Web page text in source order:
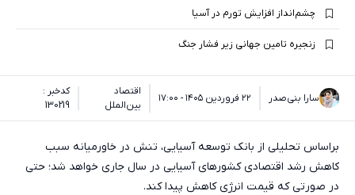
چشم‌انداز افزایش تورم در آسیا
زنجیره تامین جهانی زیر فشار جنگ
سارا بنی‌صدر ۲۲ فروردین ۱۴۰۵ - ۱۷:۰۰
اقتصاد
بین‌الملل
کدخبر :
130219
براساس تحلیلی از بانک توسعه آسیایی، تنش در خاورمیانه سبب
کاهش رشد اقتصادی کشورهای آسیایی در سال جاری خواهد شد؛ حتی
در صورتی که قیمت انرژی کاهش پیدا کند.